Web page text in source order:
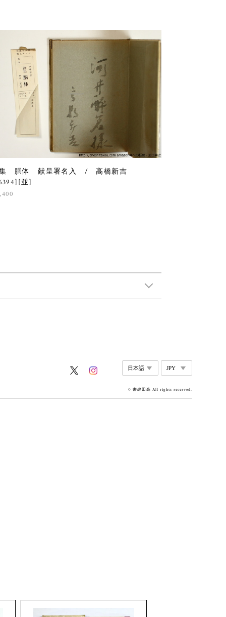
集 胴体 献呈署名入 / 高橋新吉
並]
© 書肆田高 All rights reserved.